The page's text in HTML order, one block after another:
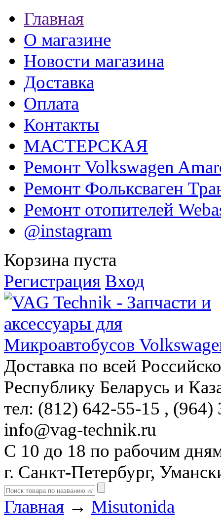
Главная
О магазине
Новости магазина
Доставка
Оплата
Контакты
МАСТЕРСКАЯ
Ремонт Volkswagen
Ремонт Фольксваген
Ремонт отопителей
@instagram
Корзина пуста
Регистрация Вход
Доставка по всей
Республику Беларусь и
тел: (812) 642-55-15 , (964)
info@vag-technik.ru
С 10 до 18 по рабочим
г. Санкт-Петербург,
Главная → Misutonida